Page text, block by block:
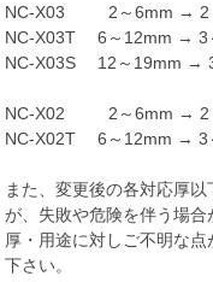
NC-X03 2～6mm → 2
NC-X03T 6～12mm → 3
NC-X03S 12～19mm →
NC-X02 2～6mm → 2
NC-X02T 6～12mm → 3
また、変更後の各対応厚
が、失敗や危険を伴う場
厚・用途に対しご不明な
下さい。